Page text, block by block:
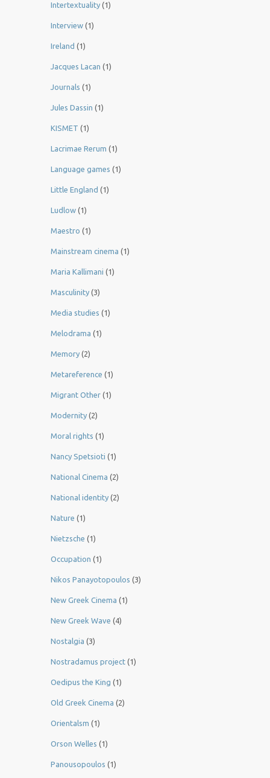
Intertextuality (1)
Interview (1)
Ireland (1)
Jacques Lacan (1)
Journals (1)
Jules Dassin (1)
KISMET (1)
Lacrimae Rerum (1)
Language games (1)
Little England (1)
Ludlow (1)
Maestro (1)
Mainstream cinema (1)
Maria Kallimani (1)
Masculinity (3)
Media studies (1)
Melodrama (1)
Memory (2)
Metareference (1)
Migrant Other (1)
Modernity (2)
Moral rights (1)
Nancy Spetsioti (1)
National Cinema (2)
National identity (2)
Nature (1)
Nietzsche (1)
Occupation (1)
Nikos Panayotopoulos (3)
New Greek Cinema (1)
New Greek Wave (4)
Nostalgia (3)
Nostradamus project (1)
Oedipus the King (1)
Old Greek Cinema (2)
Orientalsm (1)
Orson Welles (1)
Panousopoulos (1)